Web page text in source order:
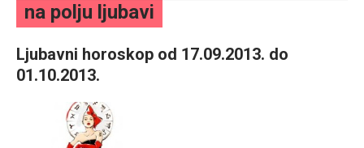
Kako mala iznenađenja mogu učiniti medeni
mesec još lepšim
Poklon koji će vaša druga polovina zauvek pamtiti
na polju ljubavi
Ljubavni horoskop od 17.09.2013. do
01.10.2013.